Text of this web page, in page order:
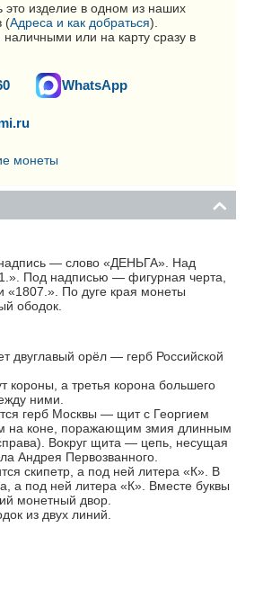
это изделие в одном из наших
(Адреса и как добраться).
наличными или на карту сразу в
WhatsApp
монеты
— слово «ДЕНЬГА». Над
Под надписью — фигурная черта,
«1807.». По дуге края монеты
ободок.
двуглавый орёл — герб Российской
короны, а третья корона большего
ними.
герб Москвы — щит с Георгием
на коне, поражающим змия длинным
Вокруг щита — цепь, несущая
Андрея Первозванного.
скипетр, а под ней литера «К». В
а под ней литера «К». Вместе буквы
монетный двор.
из двух линий.